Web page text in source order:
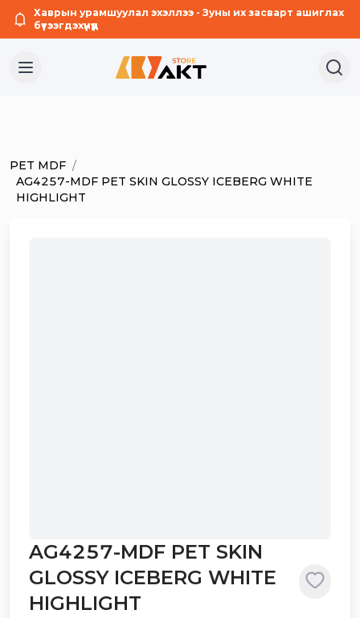
Хаврын урамшуулал эхэллээ - Зуны их засварт ашиглах
бүтээгдэхүүнүүд
PET MDF /
AG4257-MDF PET SKIN GLOSSY ICEBERG WHITE
HIGHLIGHT
AG4257-MDF PET SKIN
GLOSSY ICEBERG WHITE
HIGHLIGHT